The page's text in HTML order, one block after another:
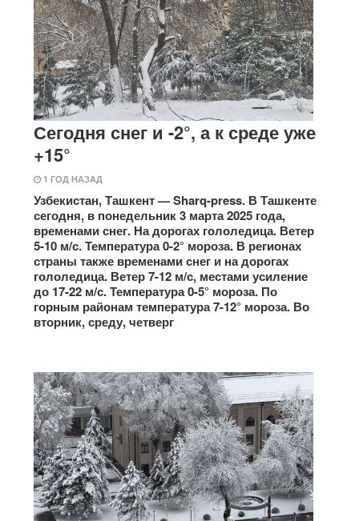
Сегодня снег и -2°, а к среде уже
+15°
1 ГОД НАЗАД
Узбекистан, Ташкент — Sharq-press. В Ташкенте
сегодня, в понедельник 3 марта 2025 года,
временами снег. На дорогах гололедица. Ветер
5-10 м/с. Температура 0-2° мороза. В регионах
страны также временами снег и на дорогах
гололедица. Ветер 7-12 м/с, местами усиление
до 17-22 м/с. Температура 0-5° мороза. По
горным районам температура 7-12° мороза. Во
вторник, среду, четверг